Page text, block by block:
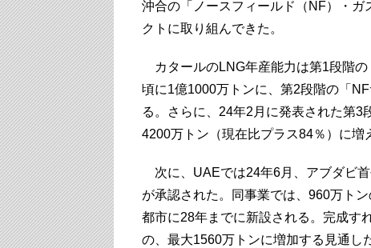
沖合の「ノースフィールド（NF）・ガ
クトに取り組んできた。
カタールのLNG年産能力は第1段階
頃に1億1000万トンに、第2段階の「
る。さらに、24年2月に発表された第
4200万トン（現在比プラス84％）に増
次に、UAEでは24年6月、アブダビ首
が承認された。同事業では、960万ト
都市に28年までに新設される。完成す
の、最大1560万トンに増加する見通し